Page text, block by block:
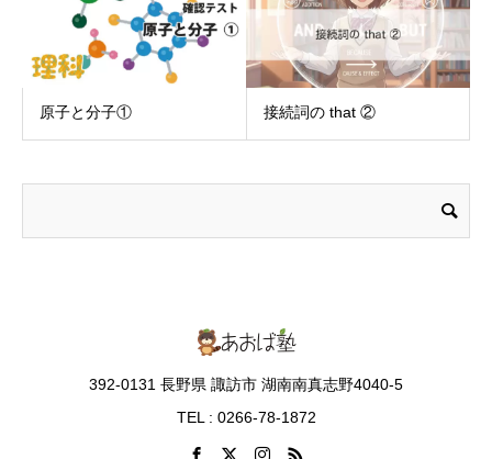
原子と分子① 接続詞の that ②
392-0131 長野県 諏訪市 湖南南真志野4040-5
TEL : 0266-78-1872